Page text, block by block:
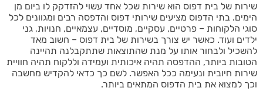
שירות של בית דפוס הוא שירות שכל אחד עשוי להזדקק לו ביום מן
הימים. בתי הדפוס מציעים שירותי דפוס והדפסה רבים ומגוונים לכל
סוגי הלקוחות – פרטיים, עסקיים, מוסדיים, עצמאיים, חנויות, גני
ילדים ועוד. כאשר יש צורך בשירות של בית דפוס – חשוב מאד
להשכיל ולבחור אותו על מנת שהתוצאות שתתקבלנה תהיינה
הטובות ביותר, ההדפסה תהיה איכותית ועמידה וללקוח תהיה חוויית
שירות חיובית ונעימה ככל האפשר. לשם כך כדאי להקדיש מחשבה
וכך למצוא את בית הדפוס המתאים ביותר.